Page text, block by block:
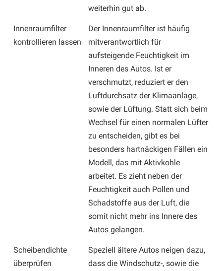
weiterhin gut ab.
Innenraumfilter
kontrollieren lassen
Der Innenraumfilter ist häufig
mitverantwortlich für
aufsteigende Feuchtigkeit im
Inneren des Autos. Ist er
verschmutzt, reduziert er den
Luftdurchsatz der Klimaanlage,
sowie der Lüftung. Statt sich beim
Wechsel für einen normalen Lüfter
zu entscheiden, gibt es bei
besonders hartnäckigen Fällen ein
Modell, das mit Aktivkohle
arbeitet. Es zieht neben der
Feuchtigkeit auch Pollen und
Schadstoffe aus der Luft, die
somit nicht mehr ins Innere des
Autos gelangen.
Scheibendichte
überprüfen
Speziell ältere Autos neigen dazu,
dass die Windschutz-, sowie die